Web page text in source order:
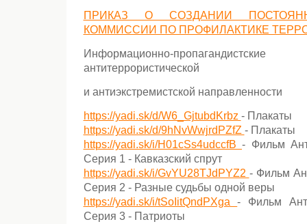
ПРИКАЗ О СОЗДАНИИ
КОММИССИИ ПО ПРОФИЛАКТИКЕ
Информационно-
антитеррористической
и антиэкстремистской направленности
https://yadi.sk/d/W6_GjtubdKrbz - Плакаты
https://yadi.sk/d/9hNvWwjrdPZfZ - Плакаты
https://yadi.sk/i/H01cSs4udccfB - Фильм
Серия 1 - Кавказский спрут
https://yadi.sk/i/GvYU28TJdPYZ2 - Фильм
Серия 2 - Разные судьбы одной веры
https://yadi.sk/i/tSoIitQndPXga- Фильм
Серия 3 - Патриоты